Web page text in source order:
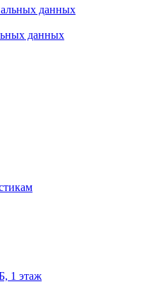
данных
данных
1 этаж